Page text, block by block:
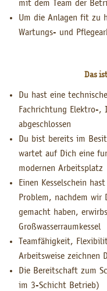
mit dem Team der
Um die Anlagen fit zu
Wartungs- und
Das
Du hast eine
Fachrichtung Elektro-,
abgeschlossen
Du bist bereits im
wartet auf Dich eine
modernen Arbeitsplatz
Einen Kesselschein
Problem, nachdem wir
gemacht haben,
Großwasserraumkessel
Teamfähigkeit,
Arbeitsweise zeichnen
Die Bereitschaft zum
im 3-Schicht Betrieb)